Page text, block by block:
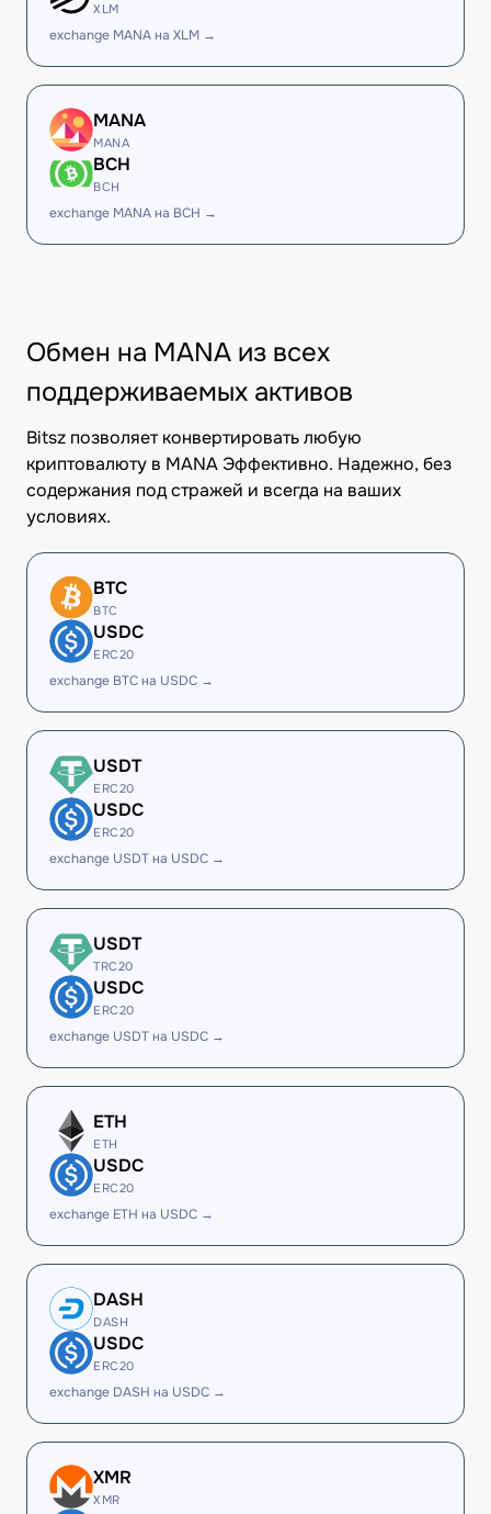
XLM
exchange MANA на XLM →
MANA
MANA
BCH
BCH
exchange MANA на BCH →
Обмен на MANA из всех
поддерживаемых активов
Bitsz позволяет конвертировать любую
криптовалюту в MANA Эффективно. Надежно, без
содержания под стражей и всегда на ваших
условиях.
BTC
BTC
USDC
ERC20
exchange BTC на USDC →
USDT
ERC20
USDC
ERC20
exchange USDT на USDC →
USDT
TRC20
USDC
ERC20
exchange USDT на USDC →
ETH
ETH
USDC
ERC20
exchange ETH на USDC →
DASH
DASH
USDC
ERC20
exchange DASH на USDC →
XMR
XMR